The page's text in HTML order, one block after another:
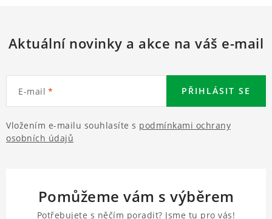
Aktuální novinky a akce na váš e-mail
E-mail
Vložením e-mailu souhlasíte s podmínkami ochrany
osobních údajů
PŘIHLÁSIT SE
Pomůžeme vám s výběrem
Potřebujete s něčím poradit? Jsme tu pro vás!